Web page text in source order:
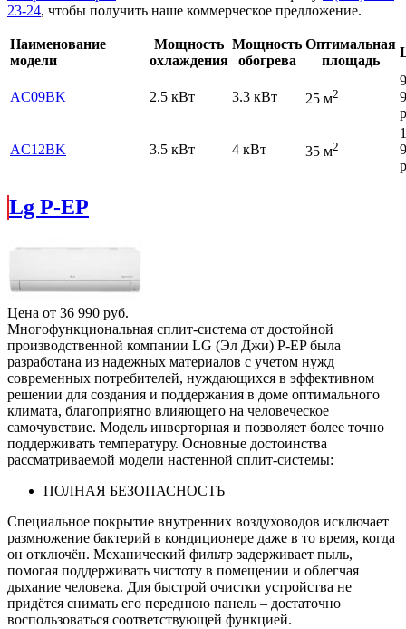
23-24, чтобы получить наше коммерческое предложение.
Наименование
модели
Мощность
охлаждения
Мощность
обогрева
Оптимальная
площадь
AC09BK 2.5 кВт 3.3 кВт 25 м2
AC12BK 3.5 кВт 4 кВт 35 м2
Lg P-EP
Цена от 36 990 руб.
Многофункциональная сплит-система от достойной
производственной компании LG (Эл Джи) P-EP была
разработана из надежных материалов с учетом нужд
современных потребителей, нуждающихся в эффективном
решении для создания и поддержания в доме оптимального
климата, благоприятно влияющего на человеческое
самочувствие. Модель инверторная и позволяет более точно
поддерживать температуру. Основные достоинства
рассматриваемой модели настенной сплит-системы:
ПОЛНАЯ БЕЗОПАСНОСТЬ
Специальное покрытие внутренних воздуховодов исключает
размножение бактерий в кондиционере даже в то время, когда
он отключён. Механический фильтр задерживает пыль,
помогая поддерживать чистоту в помещении и облегчая
дыхание человека. Для быстрой очистки устройства не
придётся снимать его переднюю панель – достаточно
воспользоваться соответствующей функцией.